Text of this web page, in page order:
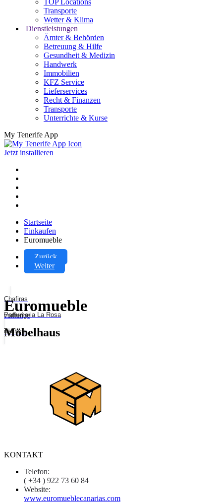
TOP Locations
Transporte
Wetter & Klima
Dienstleistungen
Ämter & Behörden
Betreuung & Hilfe
Gesundheit & Medizin
Handwerk
Immobilien
KFZ Service
Lieferservices
Recht & Finanzen
Transporte
Unterrichte & Kurse
My Tenerife App
Jetzt installieren
Startseite
Einkaufen
Euromueble
Zurück
Weiter
Chafiras
vorherige
Perfumeria La Rosa
nächste
Euromueble
Möbelhaus
KONTAKT
Telefon:
( +34 ) 922 73 60 84
Website:
www.euromueblecanarias.com